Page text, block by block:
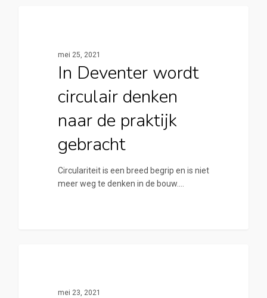
mei 25, 2021
In Deventer wordt
circulair denken
naar de praktijk
gebracht
Circulariteit is een breed begrip en is niet
meer weg te denken in de bouw.…
mei 23, 2021